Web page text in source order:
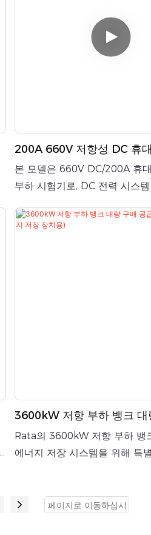
테스트 및 검증에 널리 사용됩니
200A 660V 저항성 DC 휴
크
본 모델은 660V DC/200A 휴
부하 시험기로, DC 전력 시스템
저장 시스템(BESS), DC 전원
3600kW 저항 부하 뱅크 대
급업체 Rata (에너지 저장
Rata의 3600kW 저항 부하 뱅
에너지 저장 시스템을 위해 특
50/60Hz에서 3상 4선식(델타